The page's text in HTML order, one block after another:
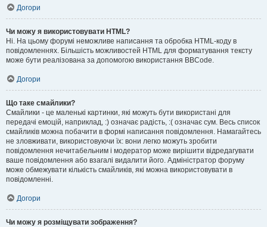
Догори
Чи можу я використовувати HTML?
Ні. На цьому форумі неможливе написання та обробка HTML-коду в
повідомленнях. Більшість можливостей HTML для форматування тексту
може бути реалізована за допомогою використання BBCode.
Догори
Що таке смайлики?
Смайлики - це маленькі картинки, які можуть бути використані для
передачі емоцій, наприклад, :) означає радість, :( означає сум. Весь список
смайликів можна побачити в формі написання повідомлення. Намагайтесь
не зловживати, використовуючи їх: вони легко можуть зробити
повідомлення нечитабельним і модератор може вирішити відредагувати
ваше повідомлення або взагалі видалити його. Адміністратор форуму
може обмежувати кількість смайликів, які можна використовувати в
повідомленні.
Догори
Чи можу я розміщувати зображення?